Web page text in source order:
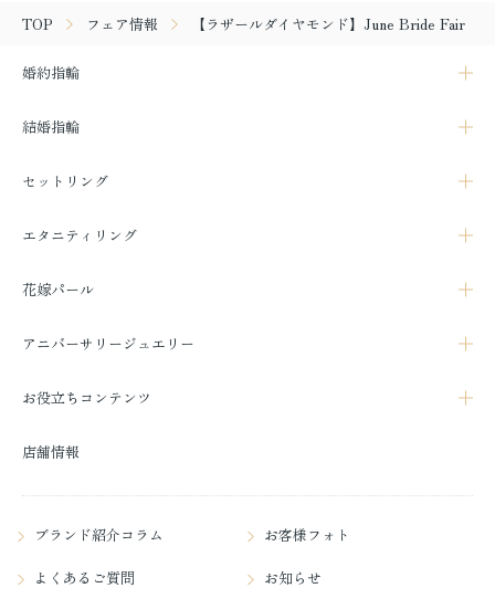
TOP フェア情報 【ラザールダイヤモンド】June Bride Fair
婚約指輪
結婚指輪
セットリング
エタニティリング
花嫁パール
アニバーサリージュエリー
お役立ちコンテンツ
店舗情報
ブランド紹介コラム お客様フォト
よくあるご質問 お知らせ